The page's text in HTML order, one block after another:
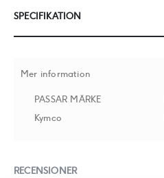
SPECIFIKATION
Mer information
PASSAR MÄRKE
Kymco
RECENSIONER